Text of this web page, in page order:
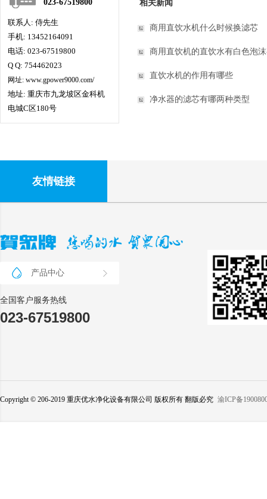
023-67519800
联系人: 侍先生
手机: 13452164091
电话: 023-67519800
Q Q: 754462023
网址: www.gpower9000.com/
地址: 重庆市九龙坡区金科机
电城C区180号
相关新闻
商用直饮水机什么时候换滤芯
商用直饮机的直饮水有白色泡
直饮水机的作用有哪些
净水器的滤芯有哪两种类型
友情链接
产品中心
全国客户服务热线
023-67519800
Copyright © 206-2019 重庆优水净化设备有限公司 版权所有 翻版必究 渝ICP备